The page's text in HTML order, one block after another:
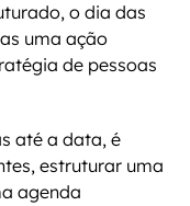
o dia das
uma ação
de pessoas
até a data, é
estruturar uma
agenda